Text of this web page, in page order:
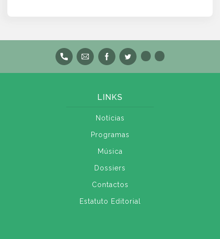
LINKS
Notícias
Programas
Música
Dossiers
Contactos
Estatuto Editorial